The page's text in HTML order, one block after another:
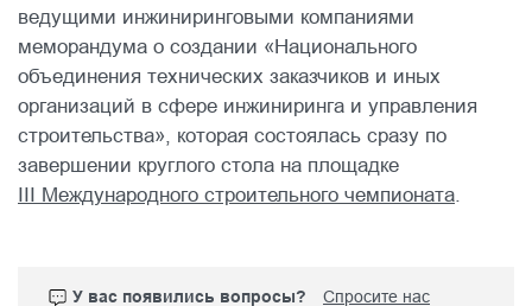
ведущими инжиниринговыми компаниями
меморандума о создании «Национального
объединения технических заказчиков и иных
организаций в сфере инжиниринга и управления
строительства», которая состоялась сразу по
завершении круглого стола на площадке
III Международного строительного чемпионата
У вас появились вопросы? Спросите нас